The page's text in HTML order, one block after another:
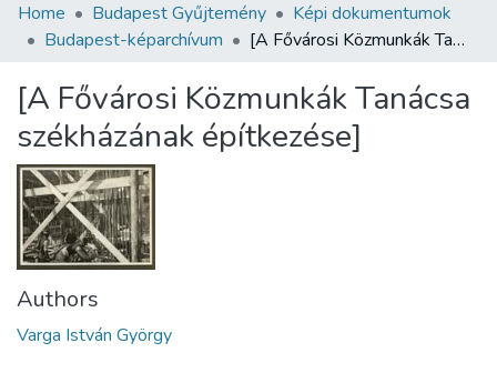
Communities & Collections
Statistics
About us
Home Budapest Gyűjtemény
Képi dokumentumok
Budapest-képarchívum
[A Fővárosi Közmunkák Tanácsa székházának építkezése]
[A Fővárosi Közmunkák Tanácsa
székházának építkezése]
Authors
Varga István György